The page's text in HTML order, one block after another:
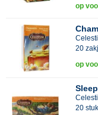
op
20
op
20